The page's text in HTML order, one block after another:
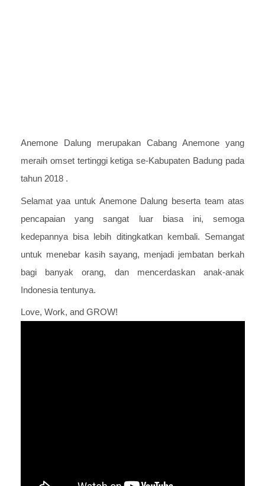
Anemone Dalung merupakan Cabang Anemone yang
meraih omset tertinggi ketiga se-Kabupaten Badung pada
tahun 2018 .
Selamat yaa untuk Anemone Dalung beserta team atas
pencapaian yang sangat luar biasa ini, semoga
kedepannya bisa lebih ditingkatkan kembali. Semangat
untuk menebar kasih sayang, menjadi jembatan berkah
bagi banyak orang, dan mencerdaskan anak-anak
Indonesia tentunya.
Love, Work, and GROW!